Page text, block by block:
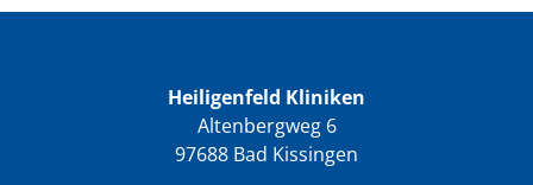
Heiligenfeld Kliniken
Altenbergweg 6
97688 Bad Kissingen